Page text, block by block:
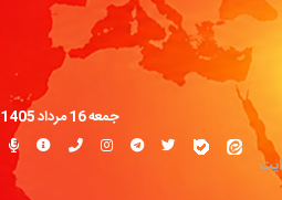
جمعه 16 مرداد 1405